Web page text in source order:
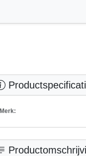
Merk: